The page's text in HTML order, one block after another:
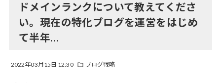
ドメインランクについて教えてくださ
い。現在の特化ブログを運営をはじめ
て半年…
2022年03月15日 12:30 ブログ戦略